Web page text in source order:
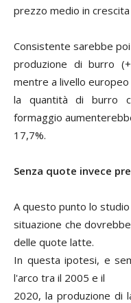
prezzo medio in
Consistente sarebbe
produzione di burro
mentre a livello europeo
la quantità di burro
formaggio
17,7%.
Senza quote invece
A questo punto lo
situazione che
delle quote latte.
In questa ipotesi, e
l'arco tra il 2005 e il
2020, la produzione di